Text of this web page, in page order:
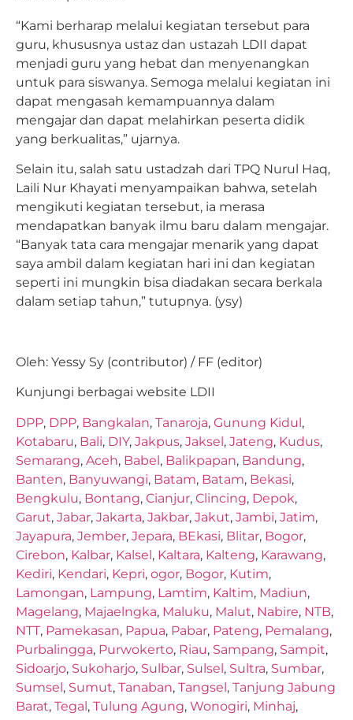
“Kami berharap melalui kegiatan tersebut para
guru, khususnya ustaz dan ustazah LDII dapat
menjadi guru yang hebat dan menyenangkan
untuk para siswanya. Semoga melalui kegiatan ini
dapat mengasah kemampuannya dalam
mengajar dan dapat melahirkan peserta didik
yang berkualitas,” ujarnya.
Selain itu, salah satu ustadzah dari TPQ Nurul Haq,
Laili Nur Khayati menyampaikan bahwa, setelah
mengikuti kegiatan tersebut, ia merasa
mendapatkan banyak ilmu baru dalam mengajar.
“Banyak tata cara mengajar menarik yang dapat
saya ambil dalam kegiatan hari ini dan kegiatan
seperti ini mungkin bisa diadakan secara berkala
dalam setiap tahun,” tutupnya. (ysy)
Oleh: Yessy Sy (contributor) / FF (editor)
Kunjungi berbagai website LDII
DPP, DPP, Bangkalan, Tanaroja, Gunung Kidul,
Kotabaru, Bali, DIY, Jakpus, Jaksel, Jateng, Kudus,
Semarang, Aceh, Babel, Balikpapan, Bandung,
Banten, Banyuwangi, Batam, Batam, Bekasi,
Bengkulu, Bontang, Cianjur, Clincing, Depok,
Garut, Jabar, Jakarta, Jakbar, Jakut, Jambi, Jatim,
Jayapura, Jember, Jepara, BEkasi, Blitar, Bogor,
Cirebon, Kalbar, Kalsel, Kaltara, Kalteng, Karawang,
Kediri, Kendari, Kepri, ogor, Bogor, Kutim,
Lamongan, Lampung, Lamtim, Kaltim, Madiun,
Magelang, Majaelngka, Maluku, Malut, Nabire, NTB,
NTT, Pamekasan, Papua, Pabar, Pateng, Pemalang,
Purbalingga, Purwokerto, Riau, Sampang, Sampit,
Sidoarjo, Sukoharjo, Sulbar, Sulsel, Sultra, Sumbar,
Sumsel, Sumut, Tanaban, Tangsel, Tanjung Jabung
Barat, Tegal, Tulung Agung, Wonogiri, Minhaj,